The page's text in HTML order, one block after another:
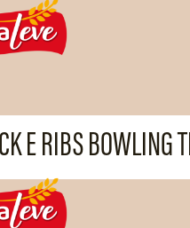
E RIBS BOWLING